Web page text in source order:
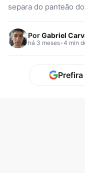
separa do panteão
PorGabriel
há 3 meses•4 min